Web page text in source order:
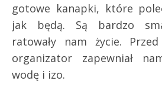
gotowe kanapki, które
jak będą. Są bardzo
ratowały nam życie.
organizator zapewniał
wodę i izo.